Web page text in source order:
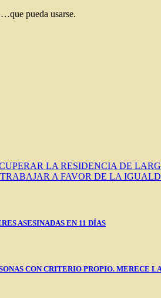
pueda usarse.
LA RESIDENCIA DE
A FAVOR DE LA
ASESINADAS EN 11 DÍAS
CON CRITERIO PROPIO. MERECE